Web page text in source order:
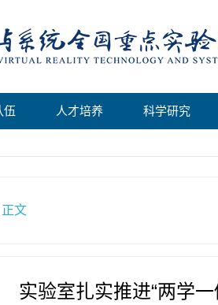
伍 人才培养 科学研究
正文
实验室扎实推进“两学